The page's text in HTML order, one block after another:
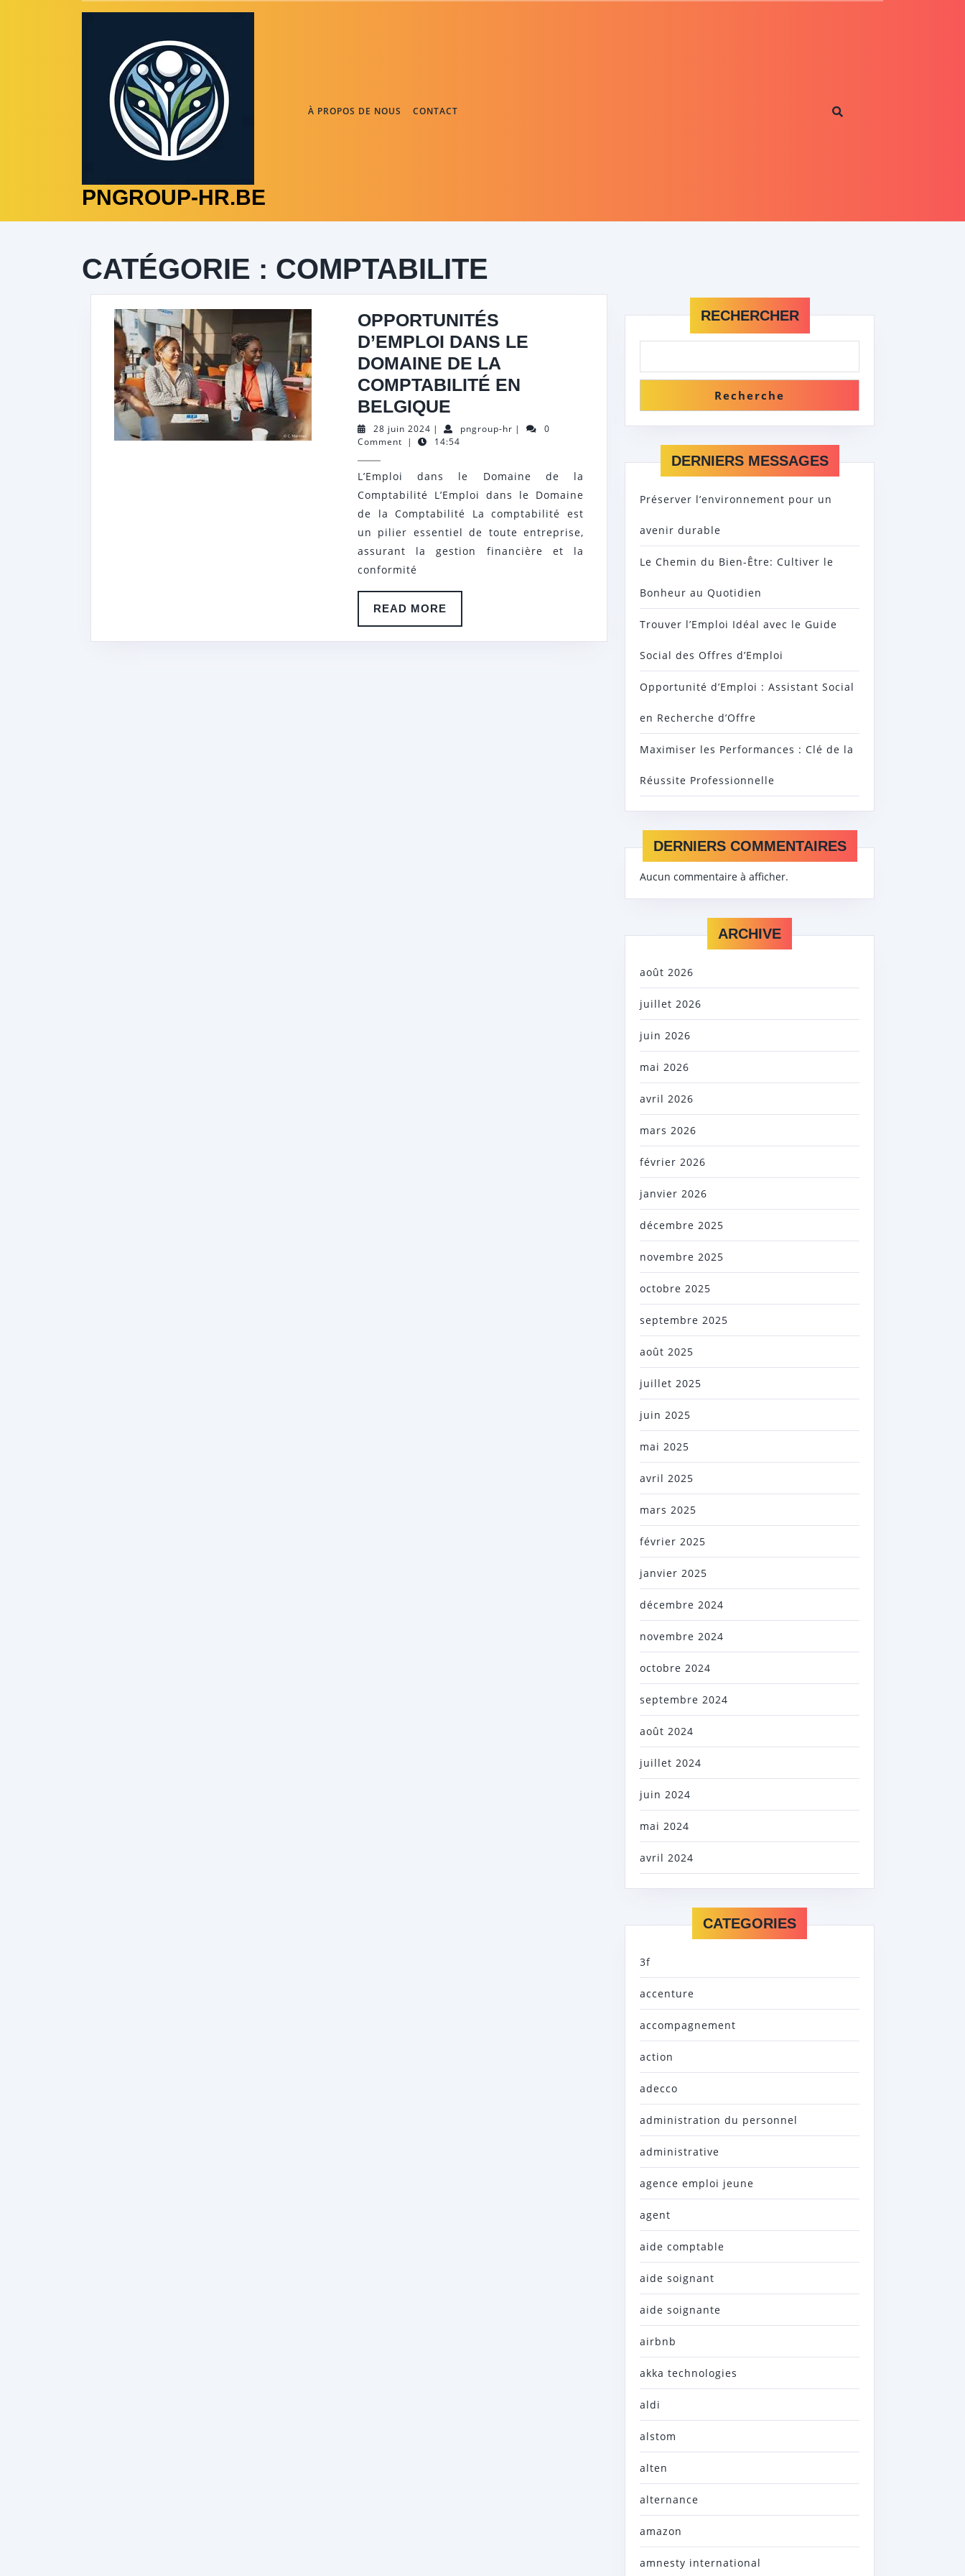
PNGROUP-HR.BE
À PROPOS DE NOUS CONTACT
CATÉGORIE : COMPTABILITE
OPPORTUNITÉS
D’EMPLOI DANS LE
DOMAINE DE LA
COMPTABILITÉ EN
BELGIQUE
D’EMPLOI
DANS
LE
DOMAINE
DE
LA
COMPTABILITÉ
28 juin 2024 28
juin
| pngroup-hr pngroup-
|
0
Comment | 14:54
L’Emploi dans le Domaine de la
Comptabilité L’Emploi dans le Domaine
de la Comptabilité La comptabilité est
un pilier essentiel de toute entreprise,
assurant la gestion financière et la
conformité
READ MORE
MORE
RECHERCHER
Recherche
DERNIERS MESSAGES
Préserver l’environnement pour un
avenir durable
Le Chemin du Bien-Être: Cultiver le
Bonheur au Quotidien
Trouver l’Emploi Idéal avec le Guide
Social des Offres d’Emploi
Opportunité d’Emploi : Assistant Social
en Recherche d’Offre
Maximiser les Performances : Clé de la
Réussite Professionnelle
DERNIERS COMMENTAIRES
Aucun commentaire à afficher.
ARCHIVE
août 2026
juillet 2026
juin 2026
mai 2026
avril 2026
mars 2026
février 2026
janvier 2026
décembre 2025
novembre 2025
octobre 2025
septembre 2025
août 2025
juillet 2025
juin 2025
mai 2025
avril 2025
mars 2025
février 2025
janvier 2025
décembre 2024
novembre 2024
octobre 2024
septembre 2024
août 2024
juillet 2024
juin 2024
mai 2024
avril 2024
CATEGORIES
3f
accenture
accompagnement
action
adecco
administration du personnel
administrative
agence emploi jeune
agent
aide comptable
aide soignant
aide soignante
airbnb
akka technologies
aldi
alstom
alten
alternance
amazon
amnesty international